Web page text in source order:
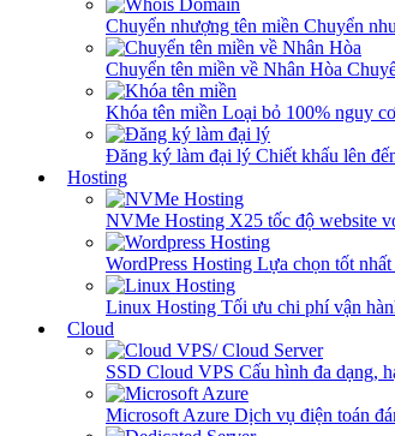
Chuyển nhượng tên miền Chuyển
Chuyển tên miền về Nhân Hòa
Khóa tên miền Loại bỏ 100% nguy
Đăng ký làm đại lý Chiết khấu lên
Hosting
NVMe Hosting X25 tốc độ website
WordPress Hosting Lựa chọn tốt nhất
Linux Hosting Tối ưu chi phí vận
Cloud
SSD Cloud VPS Cấu hình đa dạng,
Microsoft Azure Dịch vụ điện toán